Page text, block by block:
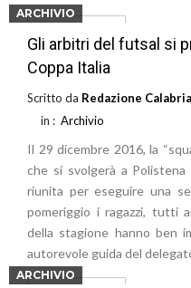
ARCHIVIO
Gli arbitri del futsal si
Coppa Italia
Scritto da Redazione
in : Archivio
Il 29 dicembre 2016, la
che si svolgerà a
riunita per eseguire una
pomeriggio i ragazzi, tutti
della stagione hanno ben
autorevole guida del
ARCHIVIO